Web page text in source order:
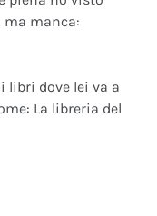
manca:
libri dove lei va a
La libreria del